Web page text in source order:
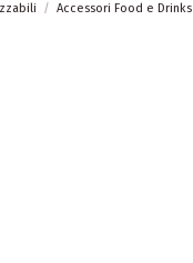
Accessori Food e Drinks